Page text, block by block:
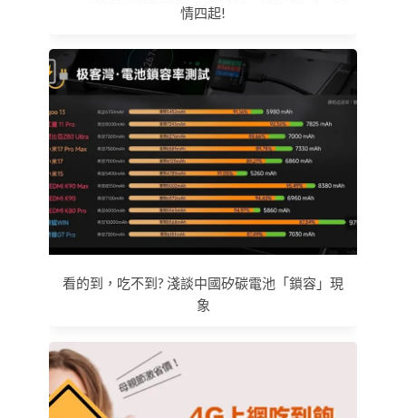
情四起!
看的到，吃不到? 淺談中國矽碳電池「鎖容」現
象